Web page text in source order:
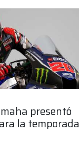
presentó
la temporada